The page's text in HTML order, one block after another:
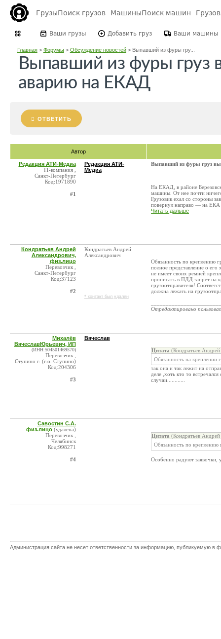
ГрузыПоиск грузов МашиныПоиск машин
Ваши грузы Добавить груз Ваши машины
Главная> Форумы> Обсуждение новостей> Выпавший из фуры гру...
Выпавший из фуры груз
аварию на ЕКАД
ОТВЕТИТЬ
Автор
Редакция АТИ-Медиа
IT-компания ,
Санкт-Петербург
Код:1971890
#1
Редакция АТИ-
Медиа
Выпавший из фуры груз
На ЕКАД, в районе
машины. От нее почти
Грузовик ехал со стороны
повернул направо — на ЕКА
Читать дальше
Кондратьев Андрей
Александрович,
физ.лицо
Перевозчик ,
Санкт-Петербург
Код:37123
#2
Кондратьев Андрей
Александрович
* контакт был удален
Обязанность по креплению
полное представление о
не имеет своих ремней
прописать в ПДД запрет на
грузоотправителя!
должна лежать на
Отредактировано
Михалёв
ВячеславЮрьевич, ИП
(ИНН:504501469570)
Перевозчик ,
Ступино г. (г.о. Ступино)
Код:204306
#3
Вячеслав
Цитата (Кондратьев
Обязанность на креплении
так она и так лежит на
деле ,хоть кто то
случаи............
Савостин С.А.
физ.лицо (удалена)
Перевозчик ,
Челябинск
Код:998271
#4
Цитата (Кондратьев
Обязанность по креплению
Особенно радуют заявочки,
Администрация сайта не несет ответственности за информацию, публикуемую